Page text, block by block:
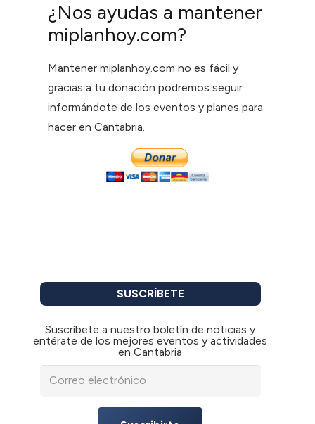
¿Nos ayudas a mantener
miplanhoy.com?
Mantener miplanhoy.com no es fácil y
gracias a tu donación podremos seguir
informándote de los eventos y planes para
hacer en Cantabria.
SUSCRÍBETE
Suscríbete a nuestro boletín de noticias y
entérate de los mejores eventos y actividades
en Cantabria